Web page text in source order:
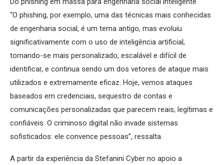
“O phishing, por exemplo, uma das técnicas mais conhecidas
de engenharia social, é um tema antigo, mas evoluiu
significativamente com o uso de inteligência artificial,
tornando-se mais personalizado, escalável e difícil de
identificar, e continua sendo um dos vetores de ataque mais
utilizados e extremamente eficaz. Hoje, vemos ataques
baseados em credenciais, sequestro de contas e
comunicações personalizadas que parecem reais, legítimas e
confiáveis. O criminoso digital não invade sistemas
sofisticados: ele convence pessoas”, ressalta.
A partir da experiência da Stefanini Cyber no apoio a